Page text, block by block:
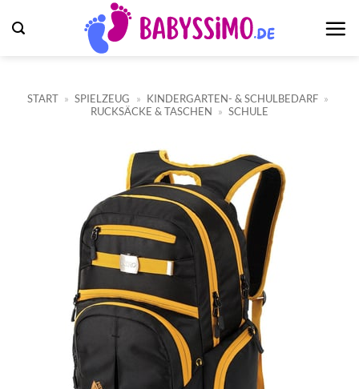
Inhalt
START » SPIELZEUG » KINDERGARTEN- & SCHULBEDARF »
RUCKSÄCKE & TASCHEN » SCHULE